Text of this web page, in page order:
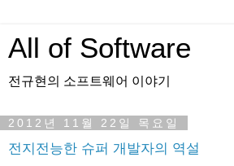
All of Software
전규현의 소프트웨어 이야기
2012년 11월 22일 목요일
전지전능한 슈퍼 개발자의 역설